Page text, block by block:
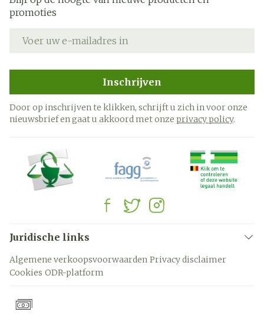
promoties
Inschrijven
Door op inschrijven te klikken, schrijft u zich in voor onze
nieuwsbrief en gaat u akkoord met onze privacy policy.
Juridische links
Algemene verkoopsvoorwaarden Privacy disclaimer
Cookies ODR-platform